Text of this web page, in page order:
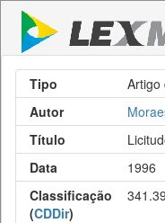
Tipo
Artigo
Autor
Título
Data
1996
Classificação
(CDDir)